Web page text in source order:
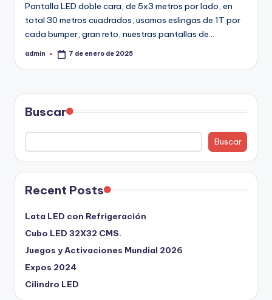
Pantalla LED doble cara, de 5x3 metros por lado, en
total 30 metros cuadrados, usamos eslingas de 1T por
cada bumper, gran reto, nuestras pantallas de…
admin 7 de enero de 2025
Buscar
Buscar
Recent Posts
Lata LED con Refrigeración
Cubo LED 32X32 CMS.
Juegos y Activaciones Mundial 2026
Expos 2024
Cilindro LED